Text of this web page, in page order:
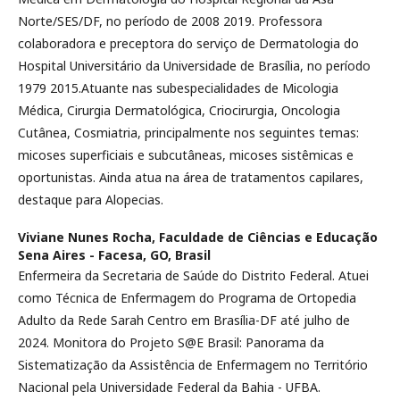
Norte/SES/DF, no período de 2008 2019. Professora
colaboradora e preceptora do serviço de Dermatologia do
Hospital Universitário da Universidade de Brasília, no período
1979 2015.Atuante nas subespecialidades de Micologia
Médica, Cirurgia Dermatológica, Criocirurgia, Oncologia
Cutânea, Cosmiatria, principalmente nos seguintes temas:
micoses superficiais e subcutâneas, micoses sistêmicas e
oportunistas. Ainda atua na área de tratamentos capilares,
destaque para Alopecias.
Viviane Nunes Rocha, Faculdade de Ciências e Educação
Sena Aires - Facesa, GO, Brasil
Enfermeira da Secretaria de Saúde do Distrito Federal. Atuei
como Técnica de Enfermagem do Programa de Ortopedia
Adulto da Rede Sarah Centro em Brasília-DF até julho de
2024. Monitora do Projeto S@E Brasil: Panorama da
Sistematização da Assistência de Enfermagem no Território
Nacional pela Universidade Federal da Bahia - UFBA.